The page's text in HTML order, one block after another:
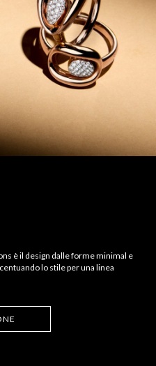
è il design dalle forme minimal e
lo stile per una linea